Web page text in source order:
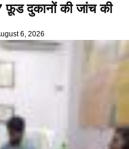
फ़ूड दुकानों की जांच की
6, 2026